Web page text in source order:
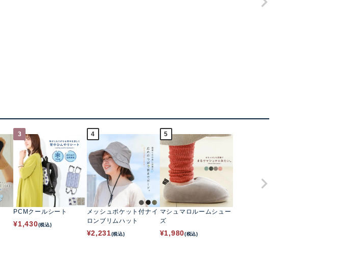
3
PCMクールシート
¥1,430(税込)
4
メッシュポケット付ナイ
ロンブリムハット
¥2,231(税込)
5
マシュマロルームシュー
ズ
¥1,980(税込)